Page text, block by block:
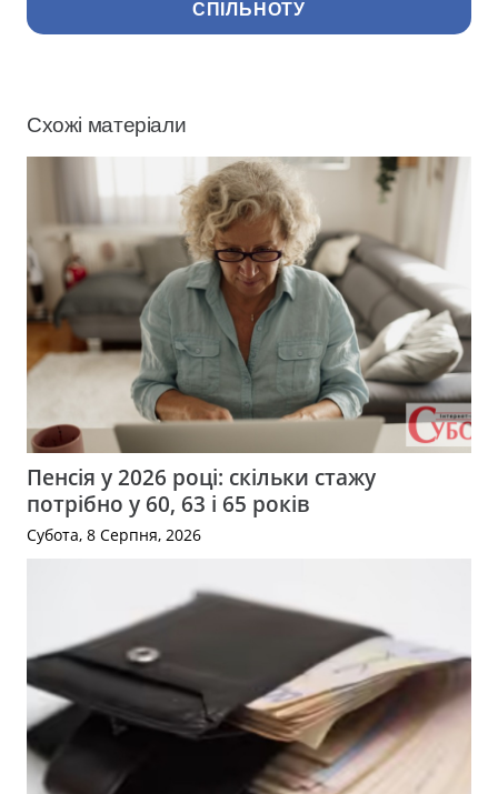
СПІЛЬНОТУ
Схожі матеріали
Пенсія у 2026 році: скільки стажу
потрібно у 60, 63 і 65 років
Субота, 8 Серпня, 2026